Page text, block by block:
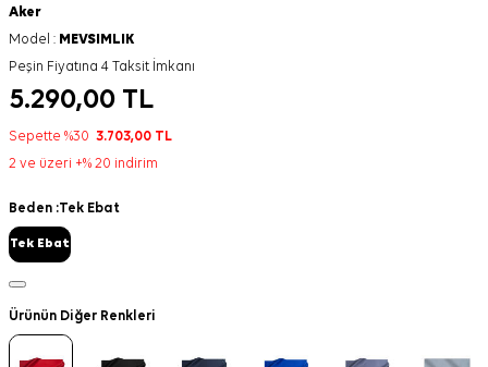
Aker
Model : MEVSIMLIK
Peşin Fiyatına 4 Taksit İmkanı
5.290,00 TL
Sepette %30 3.703,00 TL
2 ve üzeri +% 20 indirim
Beden :Tek Ebat
Tek Ebat
Ürünün Diğer Renkleri